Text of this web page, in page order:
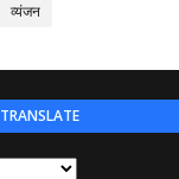
व्यंजन
TRANSLATE